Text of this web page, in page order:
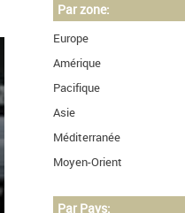
Par zone:
Europe
Amérique
Pacifique
Asie
Méditerranée
Moyen-Orient
Par Pays: